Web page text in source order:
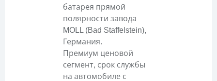
батарея прямой
полярности завода
MOLL (Bad Staffelstein),
Германия.
Премиум ценовой
сегмент, срок службы
на автомобиле с